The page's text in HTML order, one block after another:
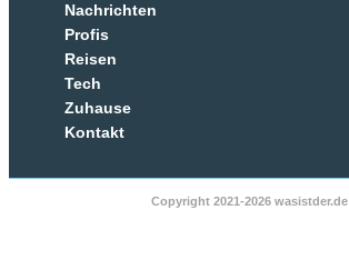
Nachrichten
Profis
Reisen
Tech
Zuhause
Kontakt
Copyright 2021-2026 wasistder.de